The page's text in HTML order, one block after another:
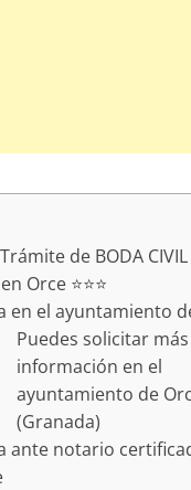
de BODA CIVIL
Orce ⭐️⭐️⭐️
en el ayuntamiento
Puedes solicitar mа́s
información en el
ayuntamiento dе
(Granada)
ante notario